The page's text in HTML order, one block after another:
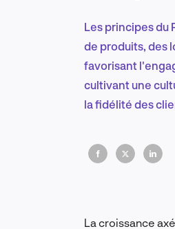
Les principes du
de produits, des
favorisant
cultivant une
la fidélité des
La croissance